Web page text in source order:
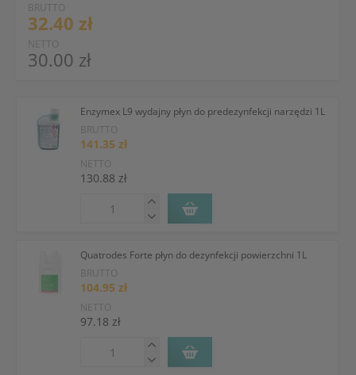
BRUTTO
32.40 zł
NETTO
30.00 zł
Enzymex L9 wydajny płyn do predezynfekcji narzędzi 1L
BRUTTO
141.35 zł
NETTO
130.88 zł
Quatrodes Forte płyn do dezynfekcji powierzchni 1L
BRUTTO
104.95 zł
NETTO
97.18 zł